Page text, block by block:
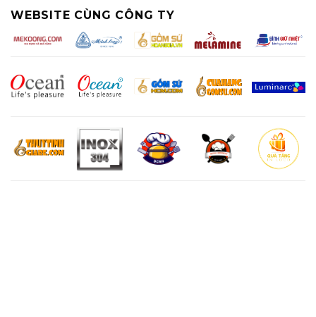
WEBSITE CÙNG CÔNG TY